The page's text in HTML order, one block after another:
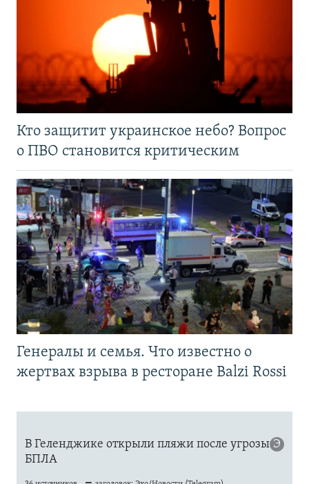
Кто защитит украинское небо? Вопрос
о ПВО становится критическим
Генералы и семья. Что известно о
жертвах взрыва в ресторане Balzi Rossi